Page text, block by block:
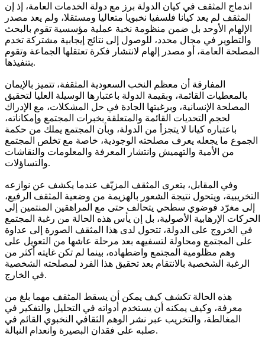
اندماج المثقف في كيان الدولة برز مع دولة الخدمات العامة، إذ إن
المثقف لم يعد كيانا فلسفيا نخبويا متعاليا ومستقلا، ولم يعد مصدر
الإلهام الأوحد بل ضمن منظومة نخبة عملية مؤسسية تقوم بالبحث
والتطوير في مجال محدد، للوصول إلى نتائج إيجابية مشتركة تخدم
المصلحة العامة، أو مصدر إلهام لانتشار فكرة تعتقلها الجماعة وتقوم
بتنفيذها.
المفارقة أن معظم النخب السعودية المثقفة، تتميز بالإيمان
بالمعطيات القائمة، وبقيمة الدولة باعتبارها الوسيلة العليا لتحقيق
المصلحة الإنسانية، وبرغبتها الجادة في حل المشكلات، مع الإدراك
لحجم التحديات القائمة والمتعلقة بخبرات المجتمع وإمكاناته،
باعتباره كيانا لا يتجزأ من الدولة، وبأن المجتمع يملك من حكمة
الجموع ما يجعله يعرف مصلحته الوجودية، خاصة مع تخلص المجتمع
من الأمية والتهميش وانتشار المعرفة والمعلومات والنقاشات
والتساؤلات.
وفي المقابل، يتعرى المثقف المزيّف عندما يكشف عن نوازعه
التخريبية، ويتحول نتيجة الشعور بالهزيمة من وضعية المثقف الرفيع،
إلى مغرّد فوضوي سطحي يتحالف حتى مع المراهقين المنتمين إلى
الحركات الإرهابية الأصولية، بل إن يأس هذه الحالة من رغبة المجتمع
في الخروج على الدولة، تتحول لدى هذا المثقف الصورة إلى عداوة
على المجتمع ومحاولة لتسفيهه بعد مرحلة عاشها من التعويل على
وهم مظلومية المجتمع واضطهاده، بينما لم تكن غايته أكثر من
الرغبة الشخصية بالانتقام بعد تحقيق هذا الفرد لمصلحته الشخصية
في الخارج.
هذه الحالة تكشف كيف يمكن أن يسقط المثقف مهما بلغ من
معرفة، وكيف يمكنه أن يستخدم أدواته في التحليل والتفكير في
المغالطة، والتخريب عبر نشر الوهم الثقافي النخبوي القائم في
صلبه على فقدان البصيرة وانعدام النبالة.